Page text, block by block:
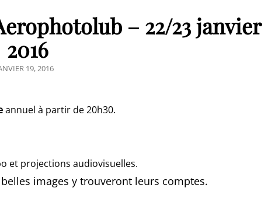
– 22/23 janvier
2016
19, 2016
annuel à partir de 20h30.
et projections audiovisuelles.
images y trouveront leurs comptes.